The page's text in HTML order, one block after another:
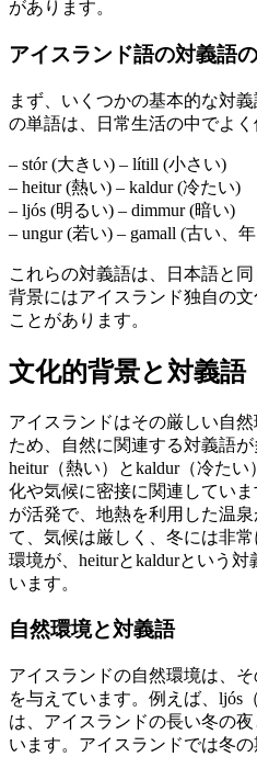
があります。
アイスランド語の対義語
まず、いくつかの基本的な対
の単語は、日常生活の中でよく
– stór (大きい) – lítill (小さい)
– heitur (熱い) – kaldur (冷たい)
– ljós (明るい) – dimmur (暗い)
– ungur (若い) – gamall (古い、
これらの対義語は、日本語と
背景にはアイスランド独自の
ことがあります。
文化的背景と対義語
アイスランドはその厳しい自
ため、自然に関連する対義語が
heitur（熱い）とkaldur（冷た
化や気候に密接に関連してい
が活発で、地熱を利用した温
て、気候は厳しく、冬には非
環境が、heiturとkaldurという
います。
自然環境と対義語
アイスランドの自然環境は、
を与えています。例えば、ljós
は、アイスランドの長い冬の
います。アイスランドでは冬